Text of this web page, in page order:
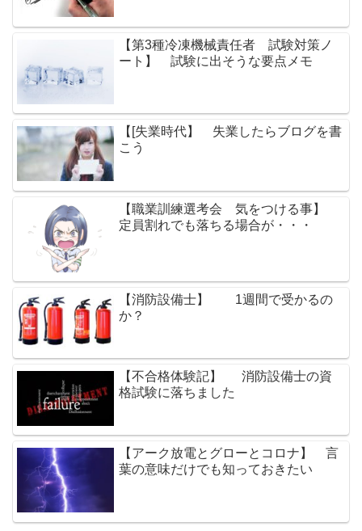
【第3種冷凍機械責任者 試験対策ノ
ート】 試験に出そうな要点メモ
【[失業時代】 失業したらブログを書
こう
【職業訓練選考会 気をつける事】
定員割れでも落ちる場合が・・・
【消防設備士】 1週間で受かるの
か？
【不合格体験記】 消防設備士の資
格試験に落ちました
【アーク放電とグローとコロナ】 言
葉の意味だけでも知っておきたい